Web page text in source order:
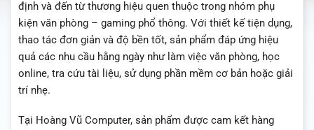
định và đến từ thương hiệu quen thuộc trong nhóm phụ
kiện văn phòng – gaming phổ thông. Với thiết kế tiện dụng,
thao tác đơn giản và độ bền tốt, sản phẩm đáp ứng hiệu
quả các nhu cầu hằng ngày như làm việc văn phòng, học
online, tra cứu tài liệu, sử dụng phần mềm cơ bản hoặc giải
trí nhẹ.
Tại Hoàng Vũ Computer, sản phẩm được cam kết hàng